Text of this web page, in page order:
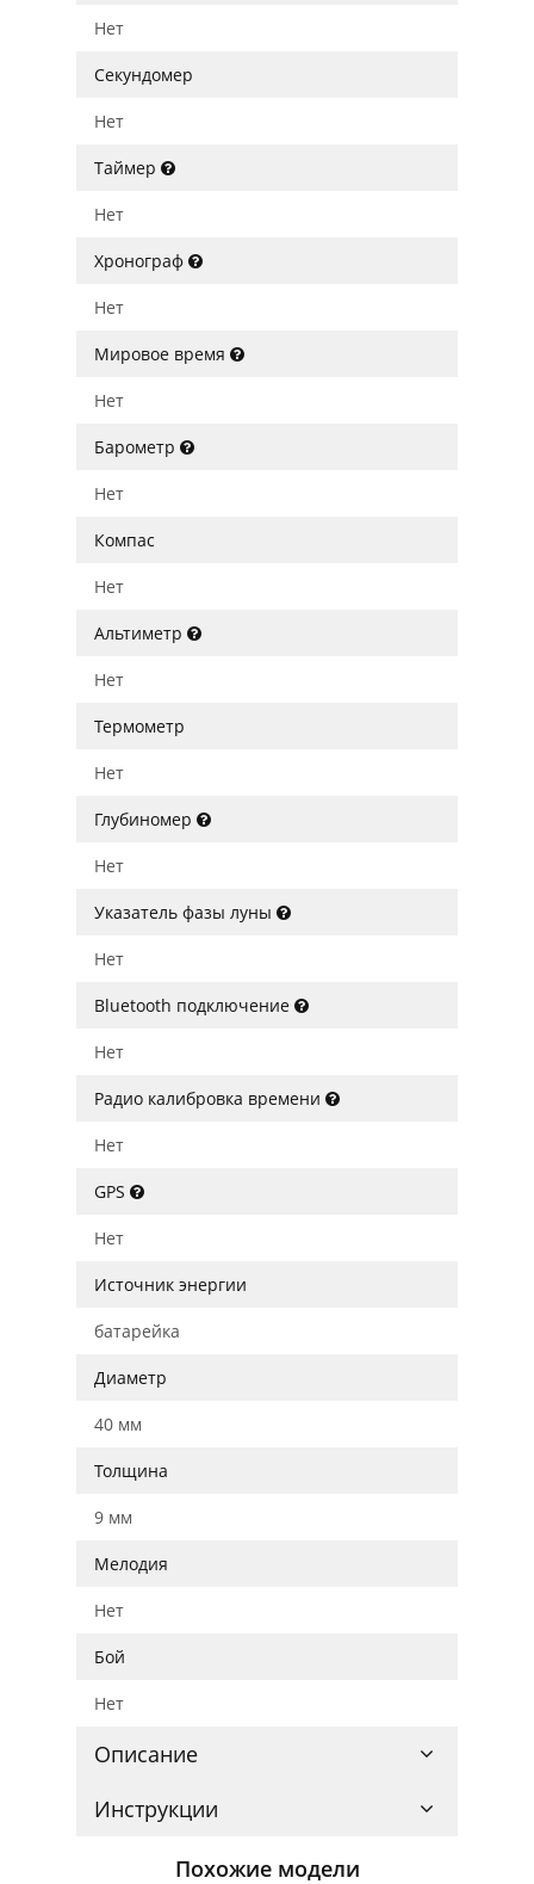
Нет
Секундомер
Нет
Таймер
Нет
Хронограф
Нет
Мировое время
Нет
Барометр
Нет
Компас
Нет
Альтиметр
Нет
Термометр
Нет
Глубиномер
Нет
Указатель фазы луны
Нет
Bluetooth подключение
Нет
Радио калибровка времени
Нет
GPS
Нет
Источник энергии
батарейка
Диаметр
40 мм
Толщина
9 мм
Мелодия
Нет
Бой
Нет
Описание
Инструкции
Похожие модели